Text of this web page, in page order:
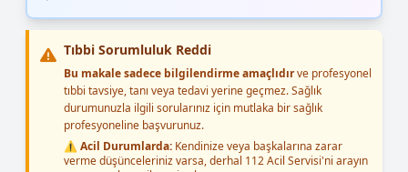
Tıbbi Sorumluluk Reddi
Bu makale sadece bilgilendirme amaçlıdırve profesyonel
tıbbi tavsiye, tanı veya tedavi yerine geçmez. Sağlık
durumunuzla ilgili sorularınız için mutlaka bir sağlık
profesyoneline başvurunuz.
⚠️ Acil Durumlarda: Kendinize veya başkalarına zarar
verme düşünceleriniz varsa, derhal 112 Acil Servisi'ni arayın